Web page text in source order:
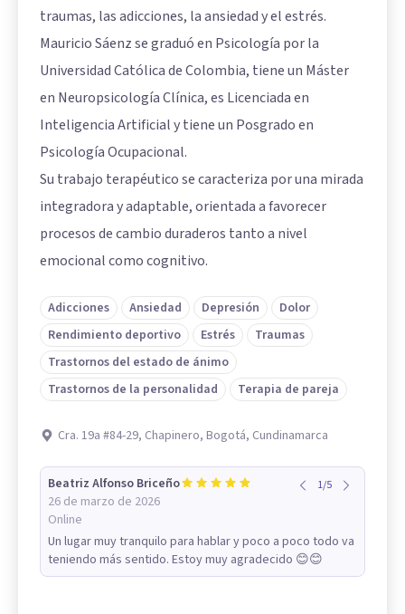
traumas, las adicciones, la ansiedad y el estrés.
Mauricio Sáenz se graduó en Psicología por la
Universidad Católica de Colombia, tiene un Máster
en Neuropsicología Clínica, es Licenciada en
Inteligencia Artificial y tiene un Posgrado en
Psicología Ocupacional.
Su trabajo terapéutico se caracteriza por una mirada
integradora y adaptable, orientada a favorecer
procesos de cambio duraderos tanto a nivel
emocional como cognitivo.
Adicciones Ansiedad Depresión
Dolor
Rendimiento deportivo
Estrés
Traumas
Trastornos del estado de ánimo
Trastornos de la personalidad
Terapia de pareja
Cra. 19a #84-29, Chapinero, Bogotá, Cundinamarca
Beatriz Alfonso Briceño
26 de marzo de 2026
Online
1/5
Un lugar muy tranquilo para hablar y poco a poco todo va
teniendo más sentido. Estoy muy agradecido 😊😊